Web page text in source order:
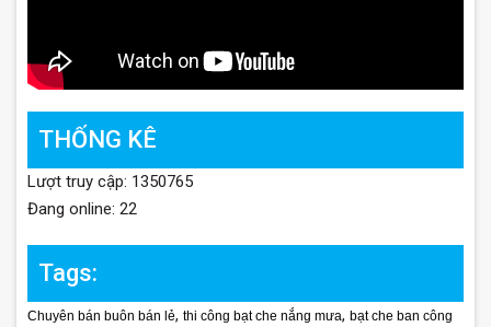
THỐNG KÊ
Lượt truy cập: 1350765
Đang online: 22
Tags:
Chuyên bán buôn bán lẻ, thi công bạt che nắng mưa, bạt che ban công